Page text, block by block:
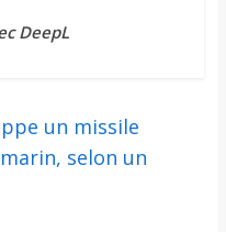
DeepL
un missile
selon un